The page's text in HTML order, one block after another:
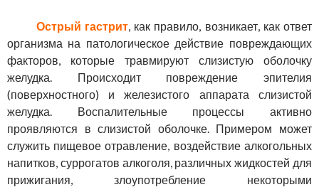
Острый гастрит, как правило, возникает, как ответ
организма на патологическое действие повреждающих
факторов, которые травмируют слизистую оболочку
желудка. Происходит повреждение эпителия
(поверхностного) и железистого аппарата слизистой
желудка. Воспалительные процессы активно
проявляются в слизистой оболочке. Примером может
служить пищевое отравление, воздействие алкогольных
напитков, суррогатов алкоголя, различных жидкостей для
прижигания, злоупотребление некоторыми